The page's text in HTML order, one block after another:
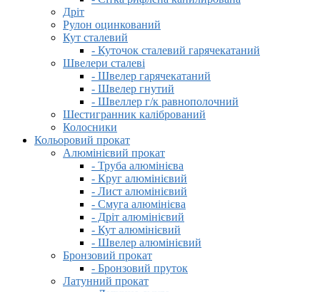
Дріт
Рулон оцинкований
Кут сталевий
- Куточок сталевий гарячекатаний
Швелери сталеві
- Швелер гарячекатаний
- Швелер гнутий
- Швеллер г/к равнополочний
Шестигранник калібрований
Колосники
Кольоровий прокат
Алюмінієвий прокат
- Труба алюмінієва
- Круг алюмінієвий
- Лист алюмінієвий
- Смуга алюмінієва
- Дріт алюмінієвий
- Кут алюмінієвий
- Швелер алюмінієвий
Бронзовий прокат
- Бронзовий пруток
Латунний прокат